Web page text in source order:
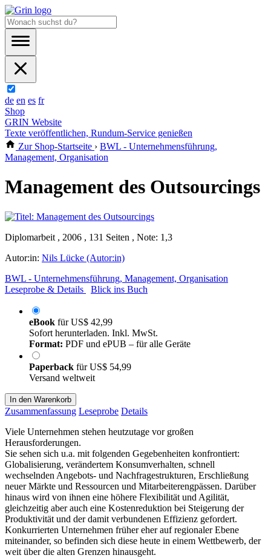
de en es fr
Shop
GRIN Website
Texte veröffentlichen, Rundum-Service genießen
Zur Shop-Startseite › BWL - Unternehmensführung,
Management, Organisation
Management des Outsourcings
Diplomarbeit , 2006 , 131 Seiten , Note: 1,3
Autor:in: Nils Lücke (Autor:in)
BWL - Unternehmensführung, Management, Organisation
Leseprobe & Details
Blick ins Buch
eBook fürUS$ 42,99
Sofort herunterladen. Inkl. MwSt.
Format: PDF und ePUB – für alle Geräte
Paperback fürUS$ 54,99
Versand weltweit
In den Warenkorb
Zusammenfassung Leseprobe Details
Viele Unternehmen stehen heutzutage vor großen
Herausforderungen.
Sie sehen sich u.a. mit folgenden Gegebenheiten konfrontiert:
Globalisierung, verändertem Konsumverhalten, schnell
wechselnden Angebots- und Nachfragestrukturen, Erschließung
neuer Märkte und Ressourcen und Mitarbeiterengpässen. Darüber
hinaus wird von ihnen eine höhere Flexibilität und Agilität,
gleichzeitig aber auch eine Kostenreduktion bei Steigerung der
Produktivität und der damit verbundenen Effizienz gefordert.
Konkurrierten Unternehmen früher eher auf regionaler Ebene
miteinander, so befinden sich diese heute in einem Wettbewerb, der
weit über die alten Grenzen hinausgeht.